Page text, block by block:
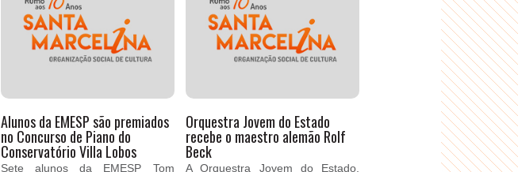
Alunos da EMESP são premiados
no Concurso de Piano do
Conservatório Villa Lobos
Sete alunos da EMESP Tom
Orquestra Jovem do Estado
recebe o maestro alemão Rolf
Beck
A Orquestra Jovem do Estado,